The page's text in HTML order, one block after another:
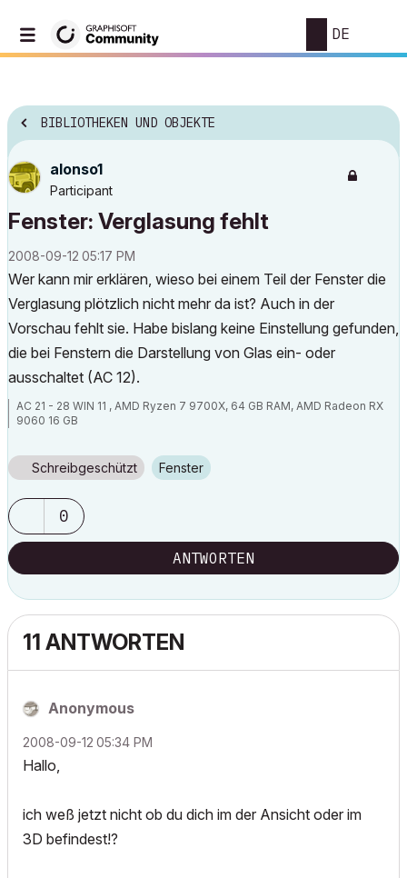
DE
BIBLIOTHEKEN UND OBJEKTE
alonso1
Participant
Fenster: Verglasung fehlt
‎2008-09-12 05:17 PM
Wer kann mir erklären, wieso bei einem Teil der Fenster die
Verglasung plötzlich nicht mehr da ist? Auch in der
Vorschau fehlt sie. Habe bislang keine Einstellung gefunden,
die bei Fenstern die Darstellung von Glas ein- oder
ausschaltet (AC 12).
AC 21 - 28 WIN 11 , AMD Ryzen 7 9700X, 64 GB RAM, AMD Radeon RX
9060 16 GB
Schreibgeschützt Fenster
0
ANTWORTEN
11 ANTWORTEN
Anonymous
‎2008-09-12 05:34 PM
Hallo,
ich weß jetzt nicht ob du dich im der Ansicht oder im
3D befindest!?